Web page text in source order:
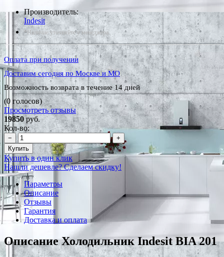
Производитель:
Indesit
*Наличие уточняйте у менеджера
Оплата при получении
Доставим сегодня по Москве и МО
Возможность возврата в течение 14 дней
(0 голосов)
Просмотреть отзывы
19850руб.
Кол-во:
−
+
Купить
Купить в один клик
Нашли дешевле? Сделаем скидку!
Параметры
Описание
Отзывы
Гарантия
Доставка и оплата
Описание Холодильник Indesit BIA 201